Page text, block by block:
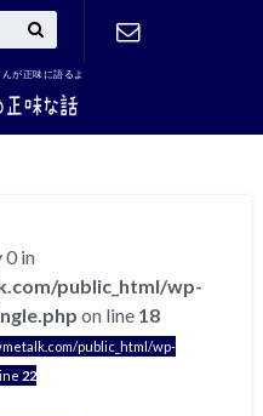
が正味に語るよ
0 in
public_html/wp-
on line 18
public_html/wp-
22